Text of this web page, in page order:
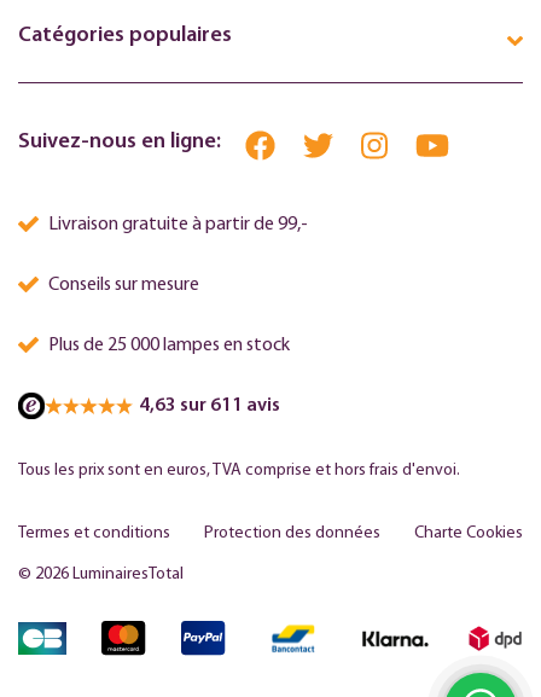
Catégories populaires
Suivez-nous en ligne:
Livraison gratuite à partir de 99,-
Conseils sur mesure
Plus de 25 000 lampes en stock
4,63 sur 611 avis
Tous les prix sont en euros, TVA comprise et hors frais d'envoi.
© 2026 LuminairesTotal
Termes et conditions Protection des données Charte Cookies